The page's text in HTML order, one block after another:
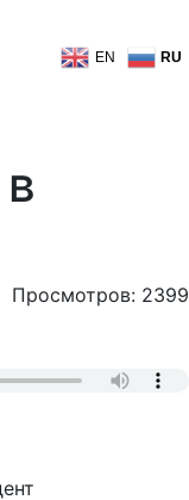
EN RU
Просмотров: 2399